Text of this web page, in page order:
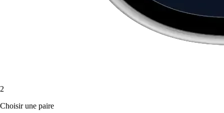
2
Choisir une paire